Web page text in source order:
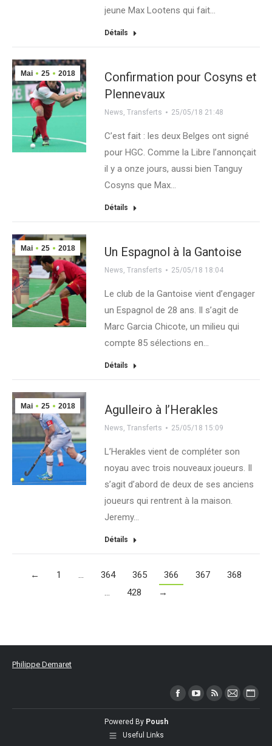
jeune Max Lootens qui fait…
Détails
Mai 25 2018
Confirmation pour Cosyns et
Plennevaux
News,Transferts 25/05/18 21:48
C’est fait : les deux Belges ont signé
pour HGC. Comme la Libre l’annonçait
il y a onze jours, aussi bien Tanguy
Cosyns que Max…
Détails
Mai 25 2018 Un Espagnol à la Gantoise
News,Transferts 25/05/18 18:04
Le club de la Gantoise vient d’engager
un Espagnol de 28 ans. Il s’agit de
Marc Garcia Chicote, un milieu qui
compte 85 sélections en…
Détails
Mai 25 2018 Agulleiro à l’Herakles
News,Transferts 25/05/18 15:09
L’Herakles vient de compléter son
noyau avec trois nouveaux joueurs. Il
s’agit d’abord de deux de ses anciens
joueurs qui rentrent à la maison.
Jeremy…
Détails
← 1 … 364 365 366 367
368
…
428 →
Philippe Demaret
Facebook
YouTubeRSS Mail Site
Powered By Poush
Useful Links